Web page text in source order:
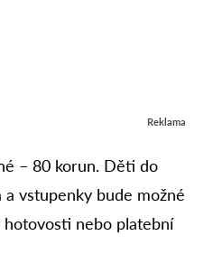
Reklama
– 80 korun. Děti do
vstupenky bude možné
nebo platební